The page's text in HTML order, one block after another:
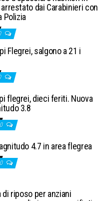
dai Carabinieri con
Polizia
Flegrei, salgono a 21 i
flegrei, dieci feriti. Nuova
3.8
0
4.7 in area flegrea
0
di riposo per anziani